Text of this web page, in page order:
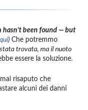
hasn’t been found — but
) Che potremmo
trovata, ma il nuoto
essere la soluzione.
risaputo che
alcuni dei danni